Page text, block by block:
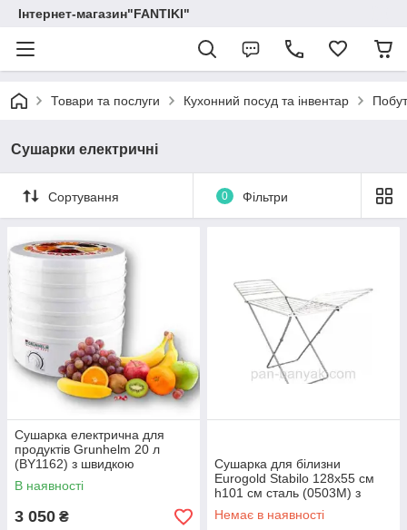
Інтернет-магазин"FANTIKI"
Товари та послуги Кухонний посуд та інвентар
Сушарки електричні
Сортування 0 Фільтри
Сушарка електрична для
продуктів Grunhelm 20 л
(BY1162) з швидкою
доставкою по Україні
В наявності
3 050 ₴
Сушарка для білизни
Eurogold Stabilo 128х55 см
h101 см сталь (0503М) з
швидкою доставкою по
Україні
Немає в наявності